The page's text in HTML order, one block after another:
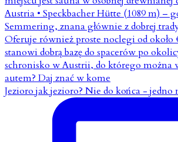
Jezioro jak jezioro? Nie do końca - jedno